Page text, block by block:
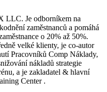
LLC. Je odborníkem na
zaměstnanců a pomáhá
o 20% až 50%.
velké klienty, je co-autor
Pracovníků Comp Náklady,
nákladů strategie
a je zakladatel & hlavní
Center .